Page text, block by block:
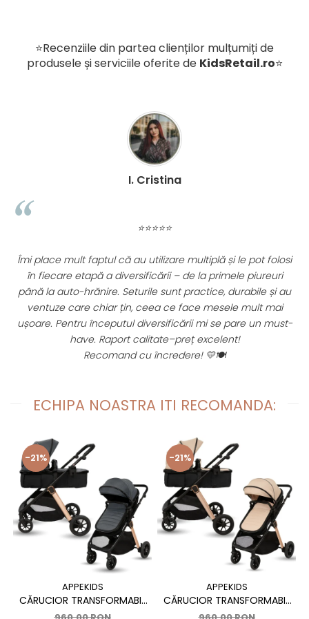
Marime:L(112-118 cm)
Circumferinta taliei: 59 cm
Fabricat din bumbac organic.
⭐Recenziile din partea clienților mulțumiți de
produsele și serviciile oferite de KidsRetail.ro⭐
I. Cristina
⭐⭐⭐⭐⭐
Îmi place mult faptul că au utilizare multiplă și le pot folosi
în fiecare etapă a diversificării – de la primele piureuri
până la auto-hrănire. Seturile sunt practice, durabile și au
ventuze care chiar țin, ceea ce face mesele mult mai
ușoare. Pentru începutul diversificării mi se pare un must-
have. Raport calitate–preț excelent!
Recomand cu încredere! 💛🍽️
ECHIPA NOASTRA ITI RECOMANDA:
-21%
APPEKIDS
CĂRUCIOR TRANSFORMABIL
2 ÎN 1 APPEKIDS ELITE,
-21%
APPEKIDS
CĂRUCIOR TRANSFORMABIL
2 ÎN 1 APPEKIDS ELITE,